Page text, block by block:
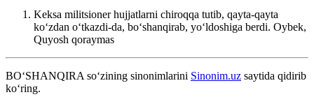
Keksa militsioner hujjatlarni chiroqqa tutib, qayta-qayta
koʻzdan oʻtkazdi-da, boʻshanqirab, yoʻldoshiga berdi. Oybek,
Quyosh qoraymas
BO‘SHANQIRA so‘zining sinonimlarini Sinonim.uz saytida qidirib
ko‘ring.